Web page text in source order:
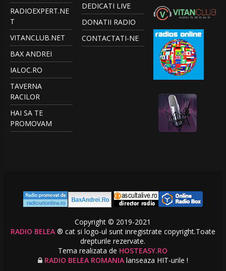
RADIOEXPERT.NE
T
VITANCLUB.NET
BAX ANDREI
IALOC.RO
TAVERNA
RACILOR
HAI SA TE
PROMOVAM
DEDICATI LIVE
DONATII RADIO
CONTACTATI-NE
Copyright © 2019-2021
RADIO BELEA® cat si logo-ul sunt inregistrate copyright.Toate
drepturile rezervate.
Tema realizata de HOSTEASY.RO
RADIO BELEA ROMANIAlanseaza HIT-urile !